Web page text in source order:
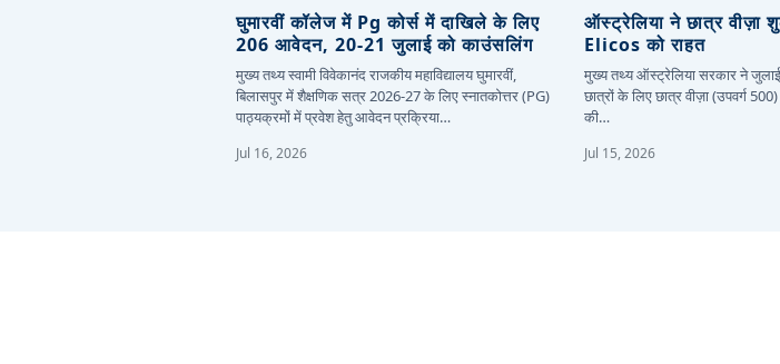
घुमारवीं कॉलेज में Pg कोर्स में दाखिले के लिए
206 आवेदन, 20-21 जुलाई को काउंसलिंग
मुख्य तथ्य स्वामी विवेकानंद राजकीय महाविद्यालय घुमारवीं,
बिलासपुर में शैक्षणिक सत्र 2026-27 के लिए स्नातकोत्तर (PG)
पाठ्यक्रमों में प्रवेश हेतु आवेदन प्रक्रिया…
Jul 16, 2026
ऑस्ट्रेलिया ने छात्र वीज़ा
Elicos को राहत
मुख्य तथ्य ऑस्ट्रेलिया सरकार ने
छात्रों के लिए छात्र वीज़ा (उपवर्ग
की…
Jul 15, 2026